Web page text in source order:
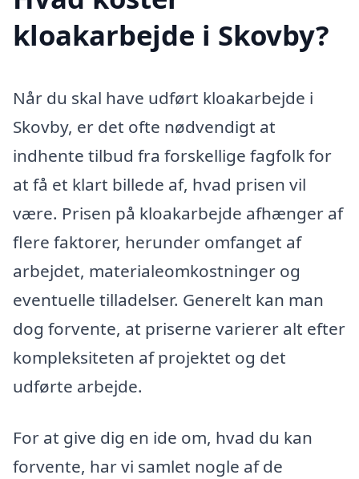
kloakarbejde i Skovby?
Når du skal have udført kloakarbejde i
Skovby, er det ofte nødvendigt at
indhente tilbud fra forskellige fagfolk for
at få et klart billede af, hvad prisen vil
være. Prisen på kloakarbejde afhænger af
flere faktorer, herunder omfanget af
arbejdet, materialeomkostninger og
eventuelle tilladelser. Generelt kan man
dog forvente, at priserne varierer alt efter
kompleksiteten af projektet og det
udførte arbejde.
For at give dig en ide om, hvad du kan
forvente, har vi samlet nogle af de